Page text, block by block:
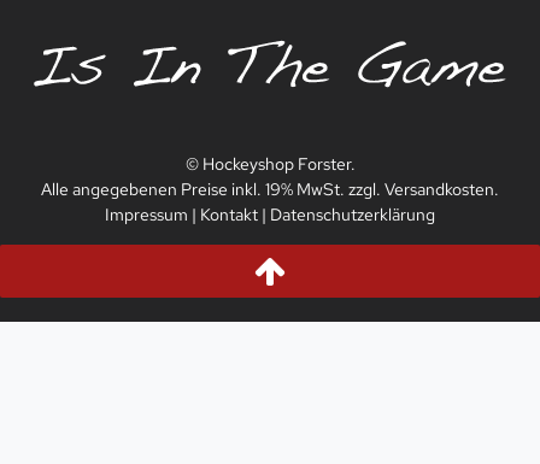
© Hockeyshop Forster.
Alle angegebenen Preise inkl. 19% MwSt. zzgl. Versandkosten.
Impressum | Kontakt | Datenschutzerklärung